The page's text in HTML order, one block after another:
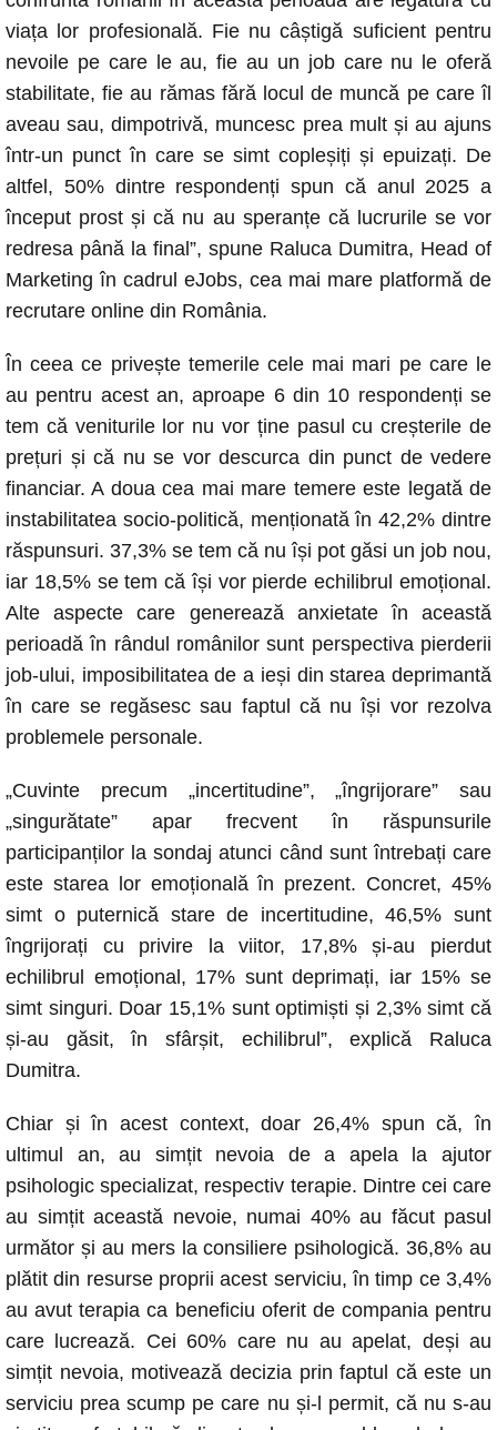
viața lor profesională. Fie nu câștigă suficient pentru
nevoile pe care le au, fie au un job care nu le oferă
stabilitate, fie au rămas fără locul de muncă pe care îl
aveau sau, dimpotrivă, muncesc prea mult și au ajuns
într-un punct în care se simt copleșiți și epuizați. De
altfel, 50% dintre respondenți spun că anul 2025 a
început prost și că nu au speranțe că lucrurile se vor
redresa până la final”, spune Raluca Dumitra, Head of
Marketing în cadrul eJobs, cea mai mare platformă de
recrutare online din România.
În ceea ce privește temerile cele mai mari pe care le
au pentru acest an, aproape 6 din 10 respondenți se
tem că veniturile lor nu vor ține pasul cu creșterile de
prețuri și că nu se vor descurca din punct de vedere
financiar. A doua cea mai mare temere este legată de
instabilitatea socio-politică, menționată în 42,2% dintre
răspunsuri. 37,3% se tem că nu își pot găsi un job nou,
iar 18,5% se tem că își vor pierde echilibrul emoțional.
Alte aspecte care generează anxietate în această
perioadă în rândul românilor sunt perspectiva pierderii
job-ului, imposibilitatea de a ieși din starea deprimantă
în care se regăsesc sau faptul că nu își vor rezolva
problemele personale.
„Cuvinte precum „incertitudine”, „îngrijorare” sau
„singurătate” apar frecvent în răspunsurile
participanților la sondaj atunci când sunt întrebați care
este starea lor emoțională în prezent. Concret, 45%
simt o puternică stare de incertitudine, 46,5% sunt
îngrijorați cu privire la viitor, 17,8% și-au pierdut
echilibrul emoțional, 17% sunt deprimați, iar 15% se
simt singuri. Doar 15,1% sunt optimiști și 2,3% simt că
și-au găsit, în sfârșit, echilibrul”, explică Raluca
Dumitra.
Chiar și în acest context, doar 26,4% spun că, în
ultimul an, au simțit nevoia de a apela la ajutor
psihologic specializat, respectiv terapie. Dintre cei care
au simțit această nevoie, numai 40% au făcut pasul
următor și au mers la consiliere psihologică. 36,8% au
plătit din resurse proprii acest serviciu, în timp ce 3,4%
au avut terapia ca beneficiu oferit de compania pentru
care lucrează. Cei 60% care nu au apelat, deși au
simțit nevoia, motivează decizia prin faptul că este un
serviciu prea scump pe care nu și-l permit, că nu s-au